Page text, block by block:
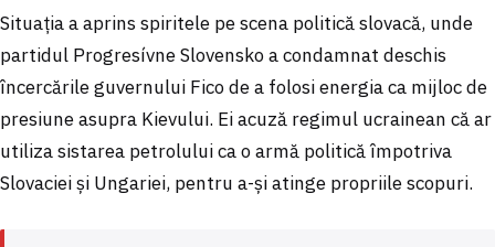
Situația a aprins spiritele pe scena politică slovacă, unde
partidul Progresívne Slovensko a condamnat deschis
încercările guvernului Fico de a folosi energia ca mijloc de
presiune asupra Kievului. Ei acuză regimul ucrainean că ar
utiliza sistarea petrolului ca o armă politică împotriva
Slovaciei și Ungariei, pentru a-și atinge propriile scopuri.